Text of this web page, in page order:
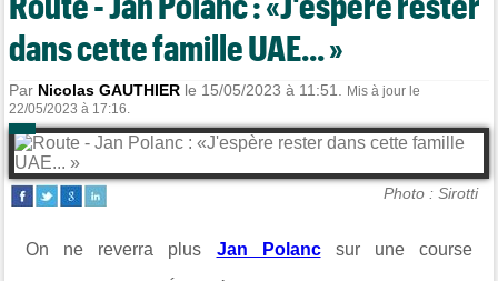
dans cette famille UAE... »
Par Nicolas GAUTHIER le 15/05/2023 à 11:51.
Mis à jour le
22/05/2023 à 17:16.
Photo : Sirotti
On ne reverra plus Jan Polancsur une course